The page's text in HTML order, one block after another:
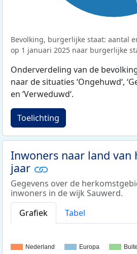
Bevolking, burgerlijke staat: aantal
op 1 januari 2025 naar burgerlijke
Onderverdeling van de
naar de situaties ‘Ongehuwd‘,
en ‘Verweduwd‘.
Toelichting
Inwoners naar land van
jaar
Gegevens over de
inwoners in de wijk Sauwerd.
Grafiek
Tabel
Nederland Europa